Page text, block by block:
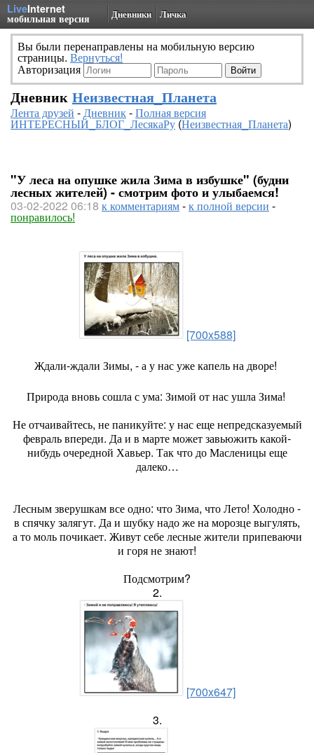
LiveInternet
мобильная версия Дневники Личка
Вы были перенаправлены на мобильную версию
страницы. Вернуться!
Авторизация
Дневник Неизвестная_Планета
Лента друзей -Дневник-Полная версия
ИНТЕРЕСНЫЙ_БЛОГ_ЛесякаРу(Неизвестная_Планета)
"У леса на опушке жила Зима в избушке" (будни
лесных жителей) - смотрим фото и улыбаемся!
03-02-2022 06:18 к комментариям-к полной версии -
понравилось!
[700x588]
Ждали-ждали Зимы, - а у нас уже капель на дворе!
Природа вновь сошла с ума: Зимой от нас ушла Зима!
Не отчаивайтесь, не паникуйте: у нас еще непредсказуемый
февраль впереди. Да и в марте может завьюжить какой-
нибудь очередной Хавьер. Так что до Масленицы еще
далеко…
Лесным зверушкам все одно: что Зима, что Лето! Холодно -
в спячку залягут. Да и шубку надо же на морозце выгулять,
а то моль почикает. Живут себе лесные жители припеваючи
и горя не знают!
Подсмотрим?
2.
[700x647]
3.